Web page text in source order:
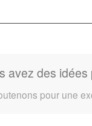
avez des idées
pour une